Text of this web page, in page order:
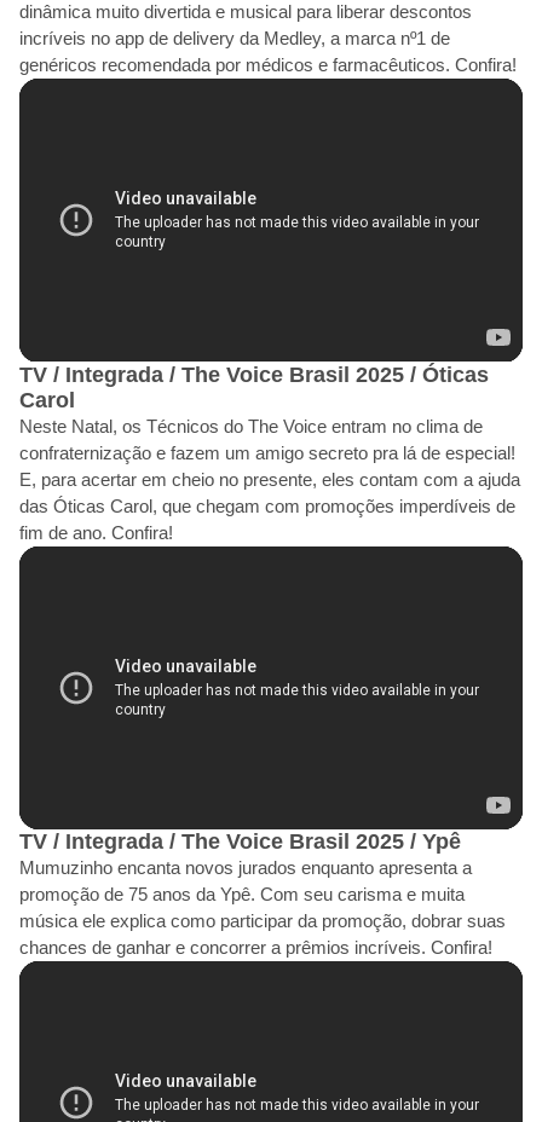
dinâmica muito divertida e musical para liberar descontos
incríveis no app de delivery da Medley, a marca nº1 de
genéricos recomendada por médicos e farmacêuticos. Confira!
TV / Integrada / The Voice Brasil 2025 / Óticas
Carol
Neste Natal, os Técnicos do The Voice entram no clima de
confraternização e fazem um amigo secreto pra lá de especial!
E, para acertar em cheio no presente, eles contam com a ajuda
das Óticas Carol, que chegam com promoções imperdíveis de
fim de ano. Confira!
TV / Integrada / The Voice Brasil 2025 / Ypê
Mumuzinho encanta novos jurados enquanto apresenta a
promoção de 75 anos da Ypê. Com seu carisma e muita
música ele explica como participar da promoção, dobrar suas
chances de ganhar e concorrer a prêmios incríveis. Confira!